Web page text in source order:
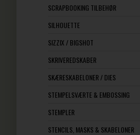
SCRAPBOOKING TILBEHØR
SILHOUETTE
SIZZIX / BIGSHOT
SKRIVEREDSKABER
SKÆRESKABELONER / DIES
STEMPELSVÆRTE & EMBOSSING
STEMPLER
STENCILS, MASKS & SKABELONER